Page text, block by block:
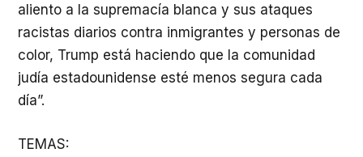
aliento a la supremacía blanca y sus ataques
racistas diarios contra inmigrantes y personas de
color, Trump está haciendo que la comunidad
judía estadounidense esté menos segura cada
día”.
TEMAS: